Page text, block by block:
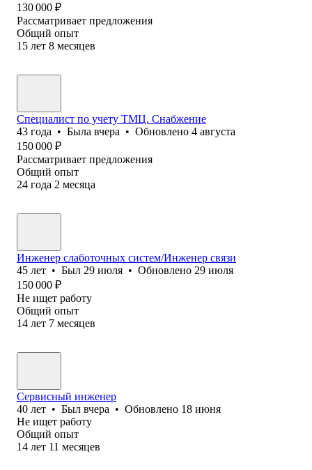
130 000 ₽
Рассматривает предложения
Общий опыт
15 лет 8 месяцев
Специалист по учету ТМЦ. Снабжение
43 года • Была вчера • Обновлено 4 августа
150 000 ₽
Рассматривает предложения
Общий опыт
24 года 2 месяца
Инженер слаботочных систем/Инженер связи
45 лет • Был 29 июля • Обновлено 29 июля
150 000 ₽
Не ищет работу
Общий опыт
14 лет 7 месяцев
Сервисный инженер
40 лет • Был вчера • Обновлено 18 июня
Не ищет работу
Общий опыт
14 лет 11 месяцев